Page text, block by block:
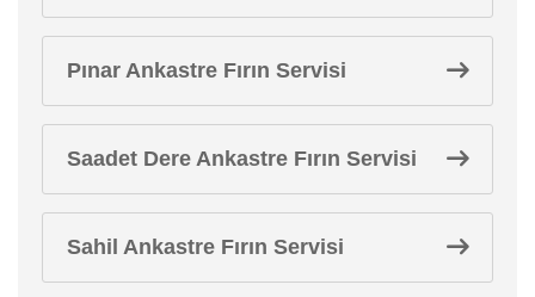
Pınar Ankastre Fırın Servisi
Saadet Dere Ankastre Fırın Servisi
Sahil Ankastre Fırın Servisi